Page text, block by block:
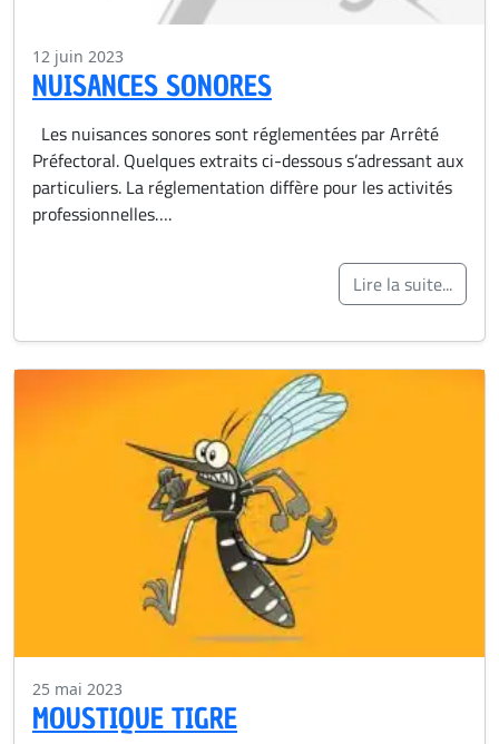
12 juin 2023
NUISANCES SONORES
Les nuisances sonores sont réglementées par Arrêté
Préfectoral. Quelques extraits ci-dessous s’adressant aux
particuliers. La réglementation diffère pour les activités
professionnelles….
Lire la suite...
25 mai 2023
MOUSTIQUE TIGRE